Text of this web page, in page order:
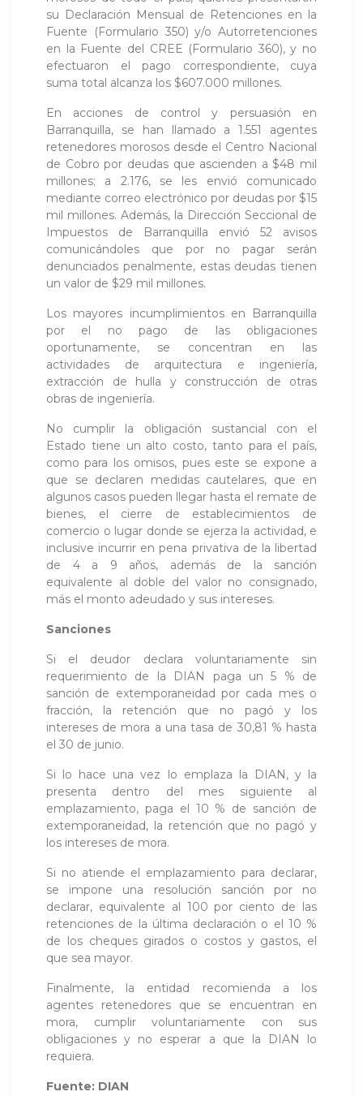
su Declaración Mensual de Retenciones en la
Fuente (Formulario 350) y/o Autorretenciones
en la Fuente del CREE (Formulario 360), y no
efectuaron el pago correspondiente, cuya
suma total alcanza los $607.000 millones.
En acciones de control y persuasión en
Barranquilla, se han llamado a 1.551 agentes
retenedores morosos desde el Centro Nacional
de Cobro por deudas que ascienden a $48 mil
millones; a 2.176, se les envió comunicado
mediante correo electrónico por deudas por $15
mil millones. Además, la Dirección Seccional de
Impuestos de Barranquilla envió 52 avisos
comunicándoles que por no pagar serán
denunciados penalmente, estas deudas tienen
un valor de $29 mil millones.
Los mayores incumplimientos en Barranquilla
por el no pago de las obligaciones
oportunamente, se concentran en las
actividades de arquitectura e ingeniería,
extracción de hulla y construcción de otras
obras de ingeniería.
No cumplir la obligación sustancial con el
Estado tiene un alto costo, tanto para el país,
como para los omisos, pues este se expone a
que se declaren medidas cautelares, que en
algunos casos pueden llegar hasta el remate de
bienes, el cierre de establecimientos de
comercio o lugar donde se ejerza la actividad, e
inclusive incurrir en pena privativa de la libertad
de 4 a 9 años, además de la sanción
equivalente al doble del valor no consignado,
más el monto adeudado y sus intereses.
Sanciones
Si el deudor declara voluntariamente sin
requerimiento de la DIAN paga un 5 % de
sanción de extemporaneidad por cada mes o
fracción, la retención que no pagó y los
intereses de mora a una tasa de 30,81 % hasta
el 30 de junio.
Si lo hace una vez lo emplaza la DIAN, y la
presenta dentro del mes siguiente al
emplazamiento, paga el 10 % de sanción de
extemporaneidad, la retención que no pagó y
los intereses de mora.
Si no atiende el emplazamiento para declarar,
se impone una resolución sanción por no
declarar, equivalente al 100 por ciento de las
retenciones de la última declaración o el 10 %
de los cheques girados o costos y gastos, el
que sea mayor.
Finalmente, la entidad recomienda a los
agentes retenedores que se encuentran en
mora, cumplir voluntariamente con sus
obligaciones y no esperar a que la DIAN lo
requiera.
Fuente: DIAN